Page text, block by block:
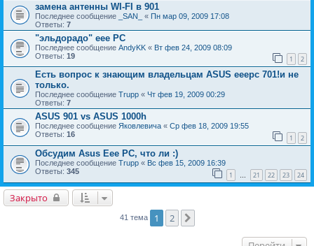
замена антенны WI-FI в 901
Последнее сообщение _SАN_ « Пн мар 09, 2009 17:08
Ответы: 7
"эльдорадо" eee PC
Последнее сообщение AndyKK « Вт фев 24, 2009 08:09
Ответы: 19 1 2
Есть вопрос к знающим владельцам ASUS eeepc 701!и не
только.
Последнее сообщение Trupp « Чт фев 19, 2009 00:29
Ответы: 7
ASUS 901 vs ASUS 1000h
Последнее сообщение Яковлевича « Ср фев 18, 2009 19:55
Ответы: 16 1 2
Обсудим Asus Eee PC, что ли :)
Последнее сообщение Trupp « Вс фев 15, 2009 16:39
Ответы: 345 1 … 21 22 23 24
Закрыто
41 тема 1 2